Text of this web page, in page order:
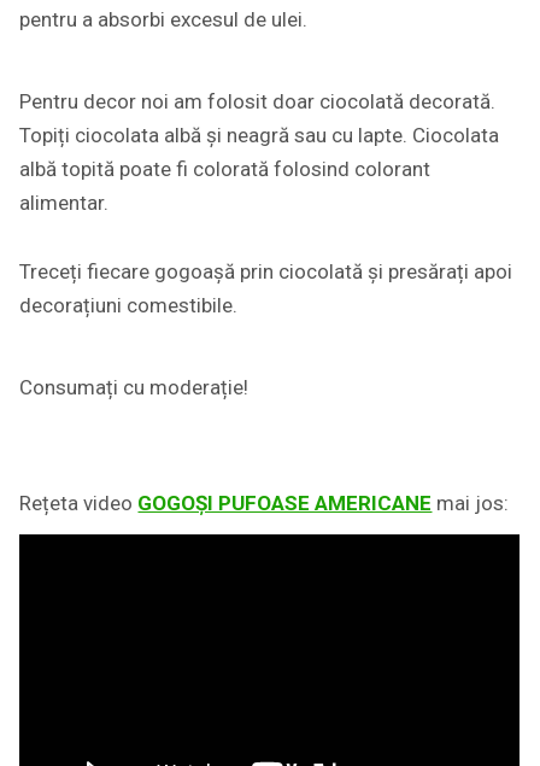
pentru a absorbi excesul de ulei.
Pentru decor noi am folosit doar ciocolată decorată.
Topiți ciocolata albă și neagră sau cu lapte. Ciocolata
albă topită poate fi colorată folosind colorant
alimentar.
Treceți fiecare gogoașă prin ciocolată și presărați apoi
decorațiuni comestibile.
Consumați cu moderație!
Rețeta video GOGOȘI PUFOASE AMERICANE mai jos: